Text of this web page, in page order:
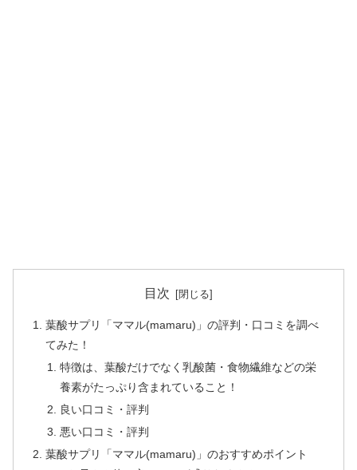
目次
葉酸サプリ「ママル(mamaru)」の評判・口コミを調べ
てみた！
特徴は、葉酸だけでなく乳酸菌・食物繊維などの栄
養素がたっぷり含まれていること！
良い口コミ・評判
悪い口コミ・評判
葉酸サプリ「ママル(mamaru)」のおすすめポイント